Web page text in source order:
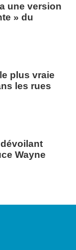
une version
» du
plus vraie
les rues
Wayne